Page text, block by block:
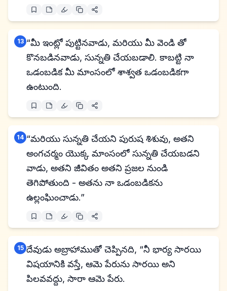
13 “మీ ఇంట్లో పుట్టినవాడు, మరియు మీ వెండి తో
కొనబడినవాడు, సున్నతి చేయబడాలి. కాబట్టి నా
ఒడంబడిక మీ మాంసంలో శాశ్వత ఒడంబడికగా
ఉంటుంది.
14 “మరియు సున్నతి చేయని పురుష శిశువు, అతని
అంగచర్మం యొక్క మాంసంలో సున్నతి చేయబడని
వాడు, అతని జీవితం అతని ప్రజల నుండి
తెగిపోతుంది - అతను నా ఒడంబడికను
ఉల్లంఘించాడు.”
15 దేవుడు అబ్రాహాముతో చెప్పినది, “నీ భార్య సారయి
విషయానికి వస్తే, ఆమె పేరును సారయి అని
పిలవవద్దు, సారా ఆమె పేరు.